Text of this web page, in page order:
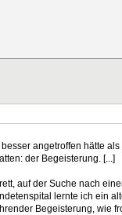
angetroffen hätte
der Begeisterung. [...]
auf der Suche nach
lernte ich ein
Begeisterung, wie